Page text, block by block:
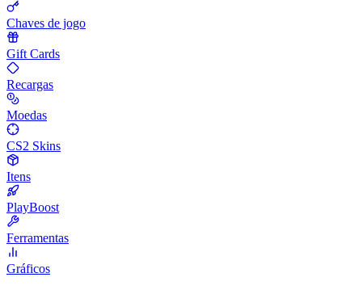
Chaves de jogo
Gift Cards
Recargas
Moedas
CS2 Skins
Itens
PlayBoost
Ferramentas
Gráficos